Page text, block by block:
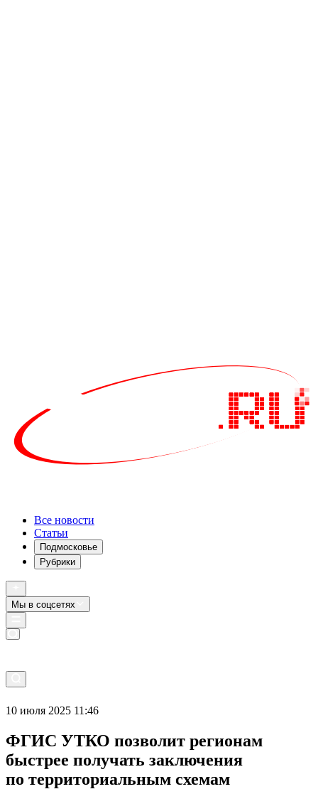
Все новости
Статьи
Подмосковье
Рубрики
Мы в соцсетях
10 июля 2025 11:46
ФГИС УТКО позволит регионам
быстрее получать заключения
по территориальным схемам